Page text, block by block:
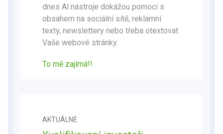
dnes Al nástroje dokážou pomoci s
obsahem na sociální sítě, reklamní
texty, newslettery nebo třeba otextovat
Vaše webové stránky.
To mě zajímá!!
AKTUÁLNĚ